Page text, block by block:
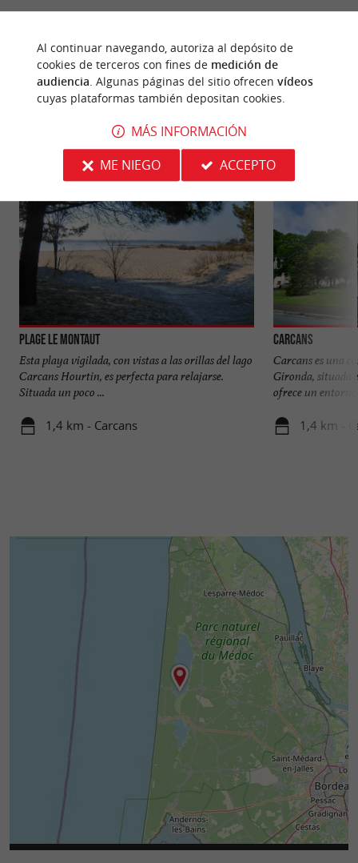
PARA DESCUBRIRALREDEDOR
Plage Le Montaut
Esta playa vigilada, con vistas a las orillas del lago
Carcans Hourtin, es perfecta para relajarse.
Situada un poco ...
1,4 km - Carcans
Carcans
Carcans es una
Gironda, situada
ofrece un entorno
1,4 km -
Al continuar navegando, autoriza al depósito de
cookies de terceros con fines de medición de
audiencia . Algunas páginas del sitio ofrecen vídeos
cuyas plataformas también depositan cookies.
MÁS INFORMACIÓN
ME NIEGO
ACCEPTO